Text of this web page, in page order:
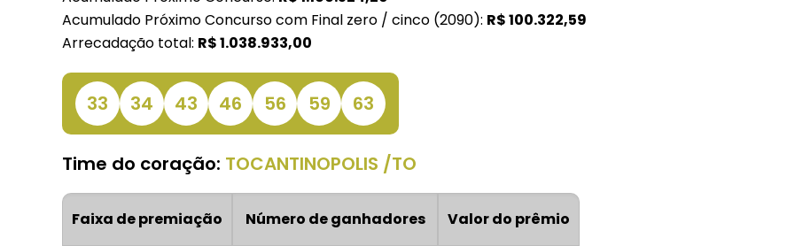
Acumulado Próximo Concurso com Final zero / cinco (2090): R$100.322,59
Arrecadação total: R$1.038.933,00
33 34 43 46 56 59 63
Time do coração: TOCANTINOPOLIS /TO
Faixa de premiação Número de ganhadores Valor do prêmio